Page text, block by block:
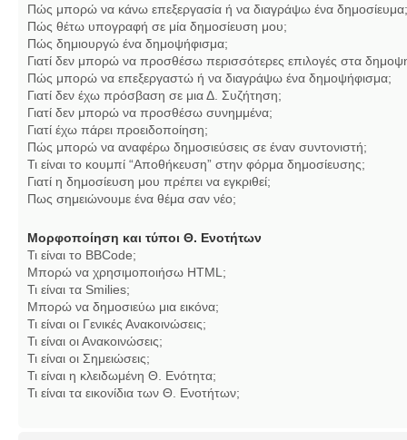
Πώς μπορώ να κάνω επεξεργασία ή να διαγράψω ένα δημοσίευμα;
Πώς θέτω υπογραφή σε μία δημοσίευση μου;
Πώς δημιουργώ ένα δημοψήφισμα;
Γιατί δεν μπορώ να προσθέσω περισσότερες επιλογές στα
Πώς μπορώ να επεξεργαστώ ή να διαγράψω ένα δημοψήφισμα;
Γιατί δεν έχω πρόσβαση σε μια Δ. Συζήτηση;
Γιατί δεν μπορώ να προσθέσω συνημμένα;
Γιατί έχω πάρει προειδοποίηση;
Πώς μπορώ να αναφέρω δημοσιεύσεις σε έναν συντονιστή;
Τι είναι το κουμπί “Αποθήκευση” στην φόρμα δημοσίευσης;
Γιατί η δημοσίευση μου πρέπει να εγκριθεί;
Πως σημειώνουμε ένα θέμα σαν νέο;
Μορφοποίηση και τύποι Θ. Ενοτήτων
Τι είναι το BBCode;
Μπορώ να χρησιμοποιήσω HTML;
Τι είναι τα Smilies;
Μπορώ να δημοσιεύω μια εικόνα;
Τι είναι οι Γενικές Ανακοινώσεις;
Τι είναι οι Ανακοινώσεις;
Τι είναι οι Σημειώσεις;
Τι είναι η κλειδωμένη Θ. Ενότητα;
Τι είναι τα εικονίδια των Θ. Ενοτήτων;